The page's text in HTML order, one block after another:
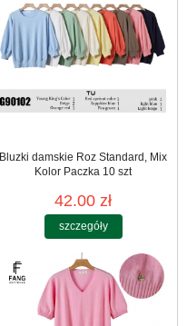
Bluzki damskie Roz Standard, Mix
Kolor Paczka 10 szt
42.00 zł
szczegóły